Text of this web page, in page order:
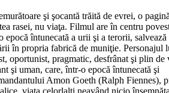
şi şocantă trăită de evrei, o pagină
rasei, nu viaţa. Filmul are în centru
întunecată a urii şi a terorii, salvează
în propria fabrică de muniţie. Personajul
oportunist, pragmatic, desfrânat şi plin de
şi uman, care, într-o epocă întunecată şi
Amon Goeth (Ralph Fiennes),
viaţa celorlalţi neavând nicio